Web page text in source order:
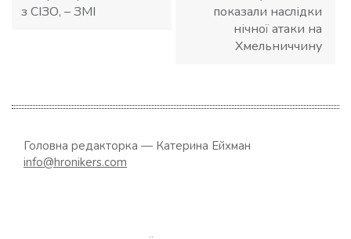
з СІЗО, – ЗМІ
показали наслідки
нічної атаки на
Хмельниччину
Головна редакторка — Катерина Ейхман
info@hronikers.com